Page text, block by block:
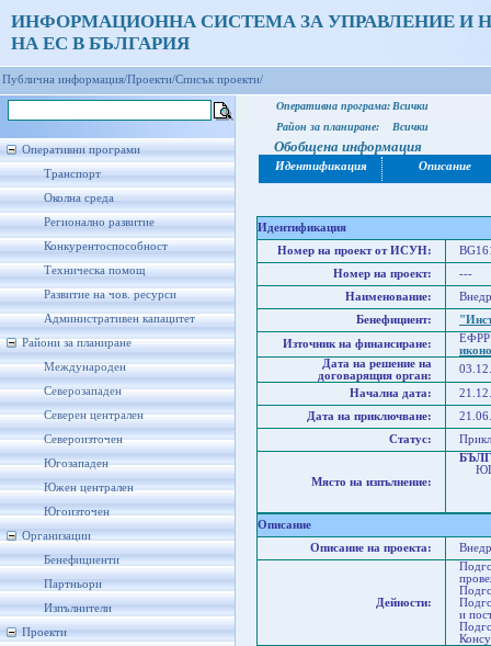
ИНФОРМАЦИОННА СИСТЕМА ЗА УПРАВЛЕНИЕ И
НА ЕС В БЪЛГАРИЯ
Публична информация/Проекти/Списък проекти/
Оперативни програми
Транспорт
Околна среда
Регионално развитие
Конкурентоспособност
Техническа помощ
Развитие на чов. ресурси
Административен капацитет
Райони за планиране
Международен
Северозападен
Северен централен
Североизточен
Югозападен
Южен централен
Югоизточен
Организации
Бенефициенти
Партньори
Изпълнители
Проекти
Оперативна програма: Всички
Район за планиране:
Всички
Обобщена информация
Идентификация Описание
Идентификация
Номер на проект от ИСУН:
Номер на проект:
---
Наименование:
Бенефициент:
Източник на финансиране:
Дата на решение на
договарящия орган:
Начална дата:
Дата на приключване:
Статус:
Място на изпълнение:
Описание
Описание на проекта:
Дейности:
и